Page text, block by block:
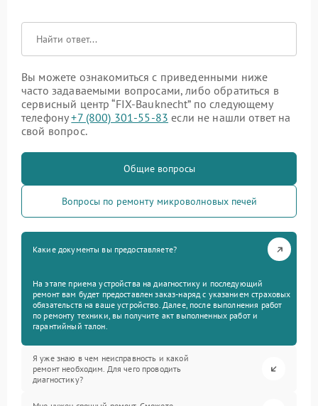
Вы можете ознакомиться с приведенными ниже
часто задаваемыми вопросами, либо обратиться в
сервисный центр “FIX-Bauknecht” по следующему
телефону+7 (800) 301-55-83 если не нашли ответ на
свой вопрос.
Общие вопросы
Вопросы по ремонту микроволновых печей
Какие документы вы предоставляете?
На этапе приема устройства на диагностику и последующий
ремонт вам будет предоставлен заказ-наряд с указанием страховых
обязательств на ваше устройство. Далее, после выполнения работ
по ремонту техники, вы получите акт выполненных работ и
гарантийный талон.
Я уже знаю в чем неисправность и какой
ремонт необходим. Для чего проводить
диагностику?